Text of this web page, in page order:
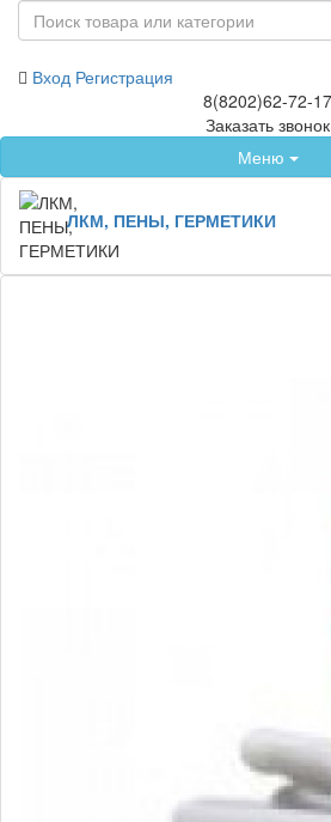
Вход Регистрация
8(8202)62-72-17
Заказать звонок
Меню
ЛКМ, ПЕНЫ, ГЕРМЕТИКИ